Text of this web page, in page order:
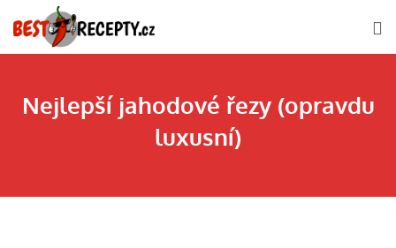
to
Nejlepší jahodové řezy (opravdu
luxusní)